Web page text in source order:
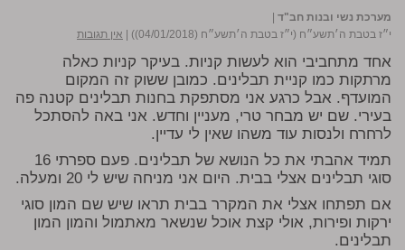
מערכת נשי ובנות חב"ד |
י״ז בטבת ה׳תשע״ח (י״ז בטבת ה׳תשע״ח (04/01/2018))
| אין תגובות
אחד מתחביבי הוא לעשות קניות. בעיקר קניות כאלה
מרתקות כמו קניית תבלינים. כמובן ששוק זה המקום
המועדף. אבל כרגע אני מסתפקת בחנות תבלינים קטנה פה
בעירי. שם יש מבחר טרי, מעניין וחדש. אני באה להסתכל
לרחרח ולנסות עוד משהו שאין לי עדיין.
תמיד אהבתי את כל הנושא של תבלינים. פעם ספרתי 16
סוגי תבלינים אצלי בבית. היום אני מניחה שיש לי 20 ומעלה.
אם תפתחו אצלי את המקרר בבית תראו שיש שם המון סוגי
ירקות ופירות, אולי קצת אוכל שנשאר מאתמול והמון המון
תבלינים.